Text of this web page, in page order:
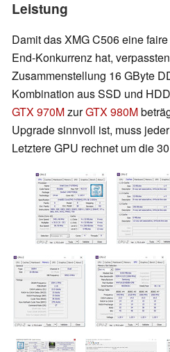
Leistung
Damit das XMG C506 eine
End-Konkurrenz hat,
Zusammenstellung 16 GByte
Kombination aus SSD und
GTX 970MzurGTX 980M
Upgrade sinnvoll ist, muss
Letztere GPU rechnet um die